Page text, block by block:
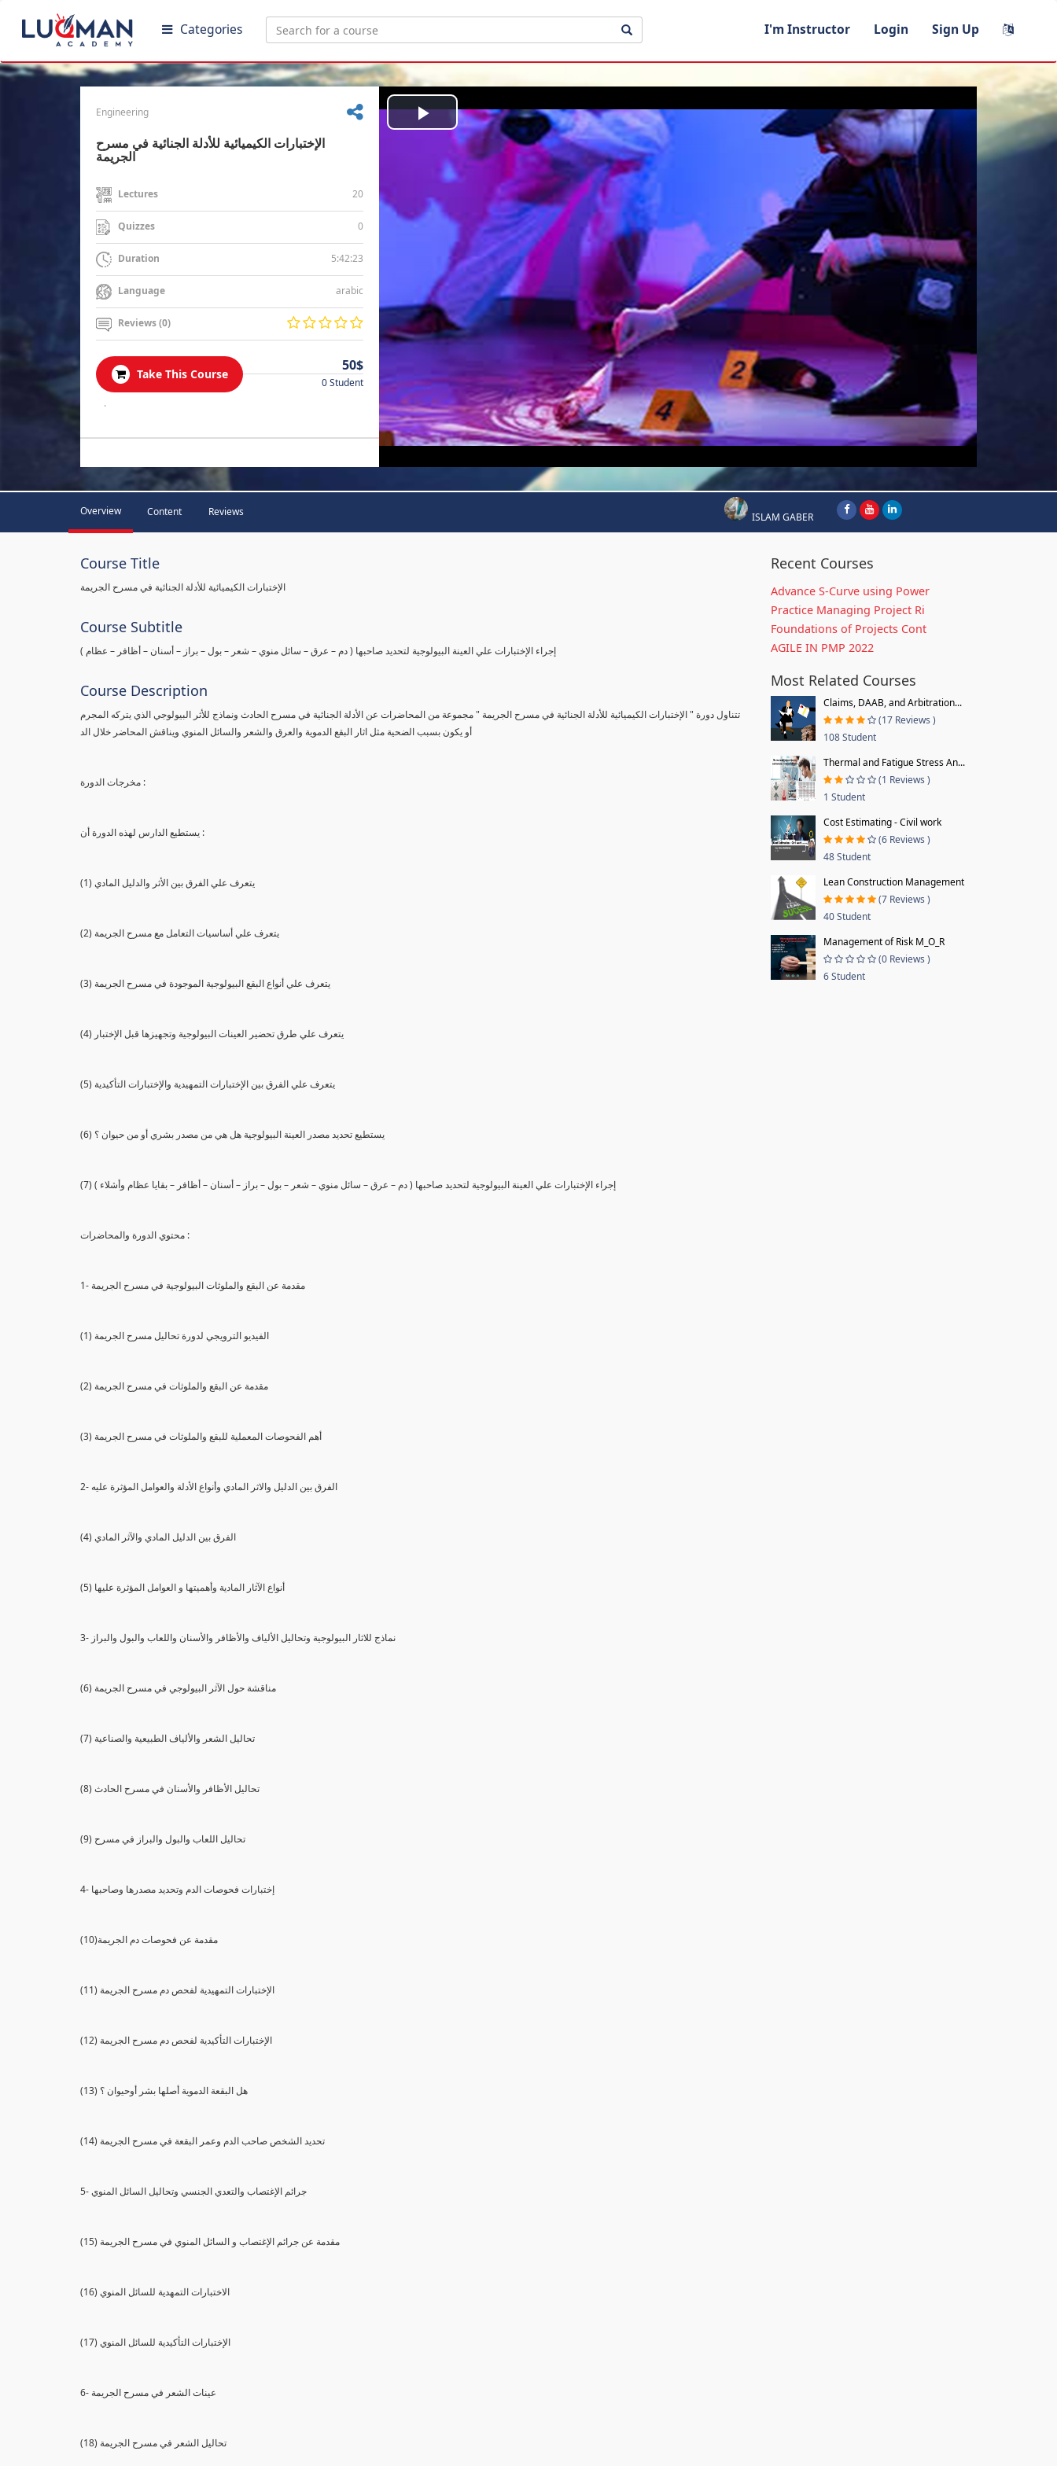
Categories I'm Instructor Login Sign Up
Engineering
الإختبارات الكيميائية للأدلة الجنائية في مسرح
الجريمة
Lectures 20
Quizzes 0
Duration 5:42:23
Language arabic
Reviews (0)
Take This Course
50$
0 Student
.
Play
Video
Overview Content Reviews ISLAM GABER
Course Title
الإختبارات الكيميائية للأدلة الجنائية في مسرح الجريمة
Course Subtitle
( إجراء الإختبارات علي العينة البيولوجية لتحديد صاحبها ( دم – عرق – سائل منوي – شعر – بول – براز – أسنان – أظافر – عظام
Course Description
تتناول دورة " الإختبارات الكيميائية للأدلة الجنائية في مسرح الجريمة " مجموعة من المحاضرات عن الأدلة الجنائية في مسرح الحادث ونماذج للأثر البيولوجي الذي يتركه المجرم
أو يكون بسبب الضحية مثل اثار البقع الدموية والعرق والشعر والسائل المنوي ويناقش المحاضر خلال الد
مخرجات الدورة :
يستطيع الدارس لهذه الدورة أن :
(1) يتعرف علي الفرق بين الأثر والدليل المادي
(2) يتعرف علي أساسيات التعامل مع مسرح الجريمة
(3) يتعرف علي أنواع البقع البيولوجية الموجودة في مسرح الجريمة
(4) يتعرف علي طرق تحضير العينات البيولوجية وتجهيزها قبل الإختبار
(5) يتعرف علي الفرق بين الإختبارات التمهيدية والإختبارات التأكيدية
(6) يستطيع تحديد مصدر العينة البيولوجية هل هي من مصدر بشري أو من حيوان ؟
(7) إجراء الإختبارات علي العينة البيولوجية لتحديد صاحبها ( دم – عرق – سائل منوي – شعر – بول – براز – أسنان – أظافر – بقايا عظام وأشلاء )
محتوي الدورة والمحاضرات :
1- مقدمة عن البقع والملوثات البيولوجية في مسرح الجريمة
(1) الفيديو الترويجي لدورة تحاليل مسرح الجريمة
(2) مقدمة عن البقع والملوثات في مسرح الجريمة
(3) أهم الفحوصات المعملية للبقع والملوثات في مسرح الجريمة
2- الفرق بين الدليل والاثر المادي وأنواع الأدلة والعوامل المؤثرة عليه
(4) الفرق بين الدليل المادي والآثر المادي
(5) أنواع الآثار المادية وأهميتها و العوامل المؤثرة عليها
3- نماذج للاثار البيولوجية وتحاليل الألياف والأظافر والأسنان واللعاب والبول والبراز
(6) مناقشة حول الآثر البيولوجي في مسرح الجريمة
(7) تحاليل الشعر والألياف الطبيعية والصناعية
(8) تحاليل الأظافر والأسنان في مسرح الحادث
(9) تحاليل اللعاب والبول والبراز في مسرح
4- إختبارات فحوصات الدم وتحديد مصدرها وصاحبها
(10)مقدمة عن فحوصات دم الجريمة
(11) الإختبارات التمهيدية لفحص دم مسرح الجريمة
(12) الإختبارات التأكيدية لفحص دم مسرح الجريمة
(13) هل البقعة الدموية أصلها بشر أوحيوان ؟
(14) تحديد الشخص صاحب الدم وعمر البقعة في مسرح الجريمة
5- جرائم الإغتصاب والتعدي الجنسي وتحاليل السائل المنوي
(15) مقدمة عن جرائم الإغتصاب و السائل المنوي في مسرح الجريمة
(16) الاختبارات التمهدية للسائل المنوي
(17) الإختبارات التأكيدية للسائل المنوي
6- عينات الشعر في مسرح الجريمة
(18) تحاليل الشعر في مسرح الجريمة
Recent Courses
Advance S-Curve using Power
Practice Managing Project Ri
Foundations of Projects Cont
AGILE IN PMP 2022
Most Related Courses
Claims, DAAB, and Arbitration...
(17 Reviews )
108 Student
Thermal and Fatigue Stress An...
(1 Reviews )
1 Student
Cost Estimating - Civil work
(6 Reviews )
48 Student
Lean Construction Management
(7 Reviews )
40 Student
Management of Risk M_O_R
(0 Reviews )
6 Student